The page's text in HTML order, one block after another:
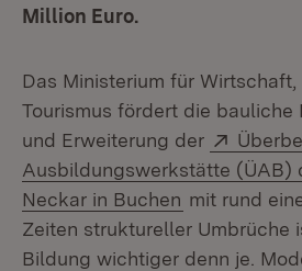
Million Euro.
Das Ministerium für
Tourismus fördert die bauliche
und Erweiterung der
Extern:
Ausbildungswerkstätte (ÜAB)
Neckar in Buchen (Öffnet in
mit rund
Zeiten struktureller Umbrüche
Bildung wichtiger denn je.